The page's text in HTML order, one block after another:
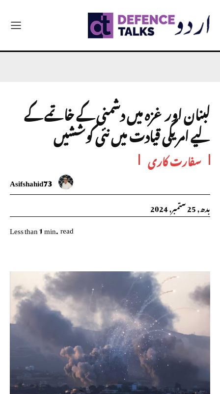
لبنان اور غزہ میں دشمنی کے خاتمے کے
لیے امریکی قیادت میں نئی کوششیں
سفارت کاری
Asifshahid73
بدھ, 25 ستمبر, 2024
Less than 1min.read